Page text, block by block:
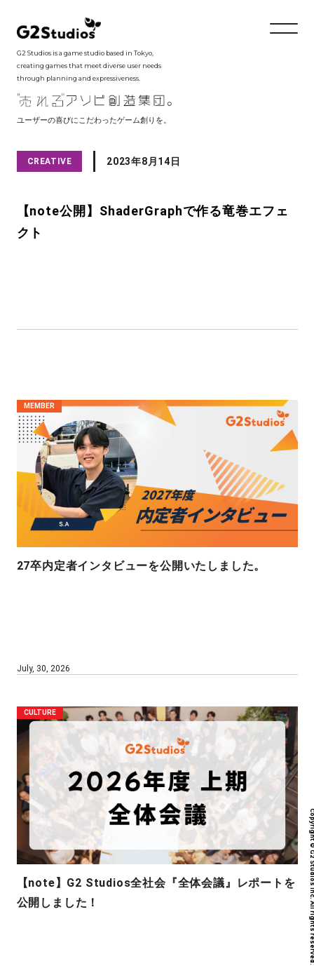
Copyright © G2
G2 Studios is a game studio based in Tokyo,
creating games that meet diverse user needs
through planning and expressiveness.
ユーザーの喜びにこだわったゲーム創りを。
CREATIVE 2023年8月14日
【note公開】ShaderGraphで作る竜巻エフェ
クト
MEMBER
27卒内定者インタビューを公開いたしました。
July, 30, 2026
CULTURE
【note】G2 Studios全社会『全体会議』レポートを
公開しました！